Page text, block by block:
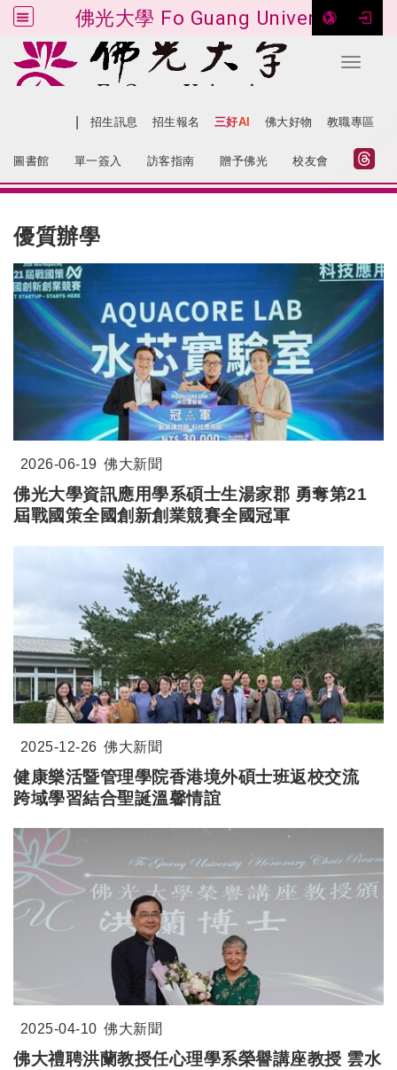
佛光大學 Fo Guang University
Toggle
跳到主要內容
招生訊息 招生報名 三好AI 佛大好物 教職專區
圖書館 單一簽入 訪客指南 贈予佛光 校友會
優質辦學
2026-06-19 佛大新聞
佛光大學資訊應用學系碩士生湯家郡 勇奪第21
屆戰國策全國創新創業競賽全國冠軍
2025-12-26 佛大新聞
健康樂活暨管理學院香港境外碩士班返校交流
跨域學習結合聖誕溫馨情誼
2025-04-10 佛大新聞
佛大禮聘洪蘭教授任心理學系榮譽講座教授 雲水